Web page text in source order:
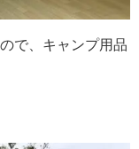
で、キャンプ用品